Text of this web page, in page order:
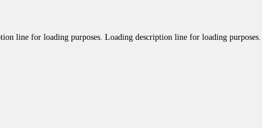
line for loading purposes. Loading description line for loading purposes.